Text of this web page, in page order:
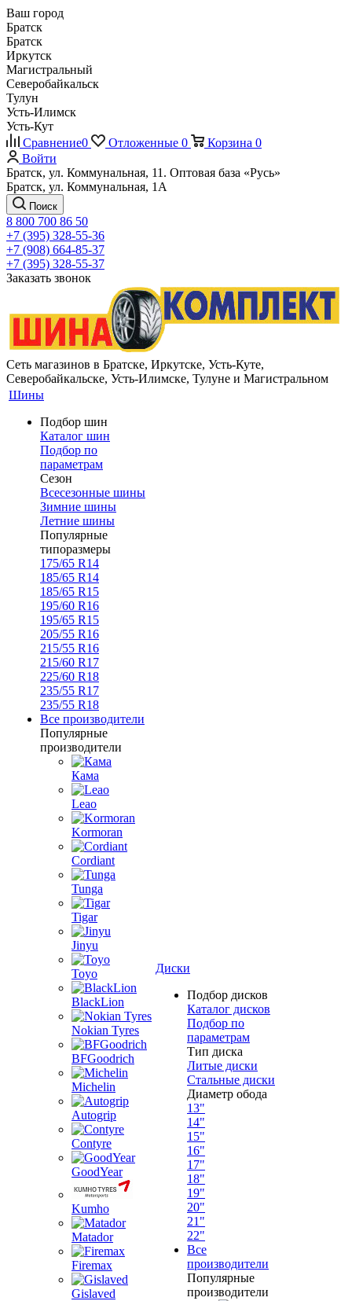
Ваш город
Братск
Братск
Иркутск
Магистральный
Северобайкальск
Тулун
Усть-Илимск
Усть-Кут
Сравнение0 Отложенные 0 Корзина 0
Войти
Братск, ул. Коммунальная, 11. Оптовая база «Русь»
Братск, ул. Коммунальная, 1А
Поиск
8 800 700 86 50
+7 (395) 328-55-36
+7 (908) 664-85-37
+7 (395) 328-55-37
Заказать звонок
Сеть магазинов в Братске, Иркутске, Усть-Куте,
Северобайкальске, Усть-Илимске, Тулуне и Магистральном
Шины
Подбор шин
Каталог шин
Подбор по
параметрам
Сезон
Всесезонные шины
Зимние шины
Летние шины
Популярные
типоразмеры
175/65 R14
185/65 R14
185/65 R15
195/60 R16
195/65 R15
205/55 R16
215/55 R16
215/60 R17
225/60 R18
235/55 R17
235/55 R18
Все производители
Популярные
производители
Кама
Leao
Kormoran
Cordiant
Tunga
Tigar
Jinyu
Toyo
BlackLion
Nokian Tyres
BFGoodrich
Michelin
Autogrip
Contyre
GoodYear
Kumho
Matador
Firemax
Gislaved
Диски
Подбор дисков
Каталог дисков
Подбор по
параметрам
Тип диска
Литые диски
Стальные диски
Диаметр обода
13"
14"
15"
16"
17"
18"
19"
20"
21"
22"
Все
производители
Популярные
производители